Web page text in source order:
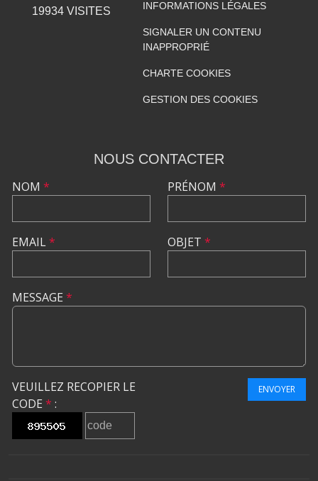
19934VISITES INFORMATIONS LÉGALES
SIGNALER UN CONTENU
INAPPROPRIÉ
CHARTE COOKIES
GESTION DES COOKIES
NOUS CONTACTER
NOM *
EMAIL*
PRÉNOM *
OBJET *
MESSAGE *
VEUILLEZ RECOPIER LE
CODE * :
ENVOYER